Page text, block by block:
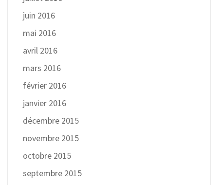
juin 2016
mai 2016
avril 2016
mars 2016
février 2016
janvier 2016
décembre 2015
novembre 2015
octobre 2015
septembre 2015